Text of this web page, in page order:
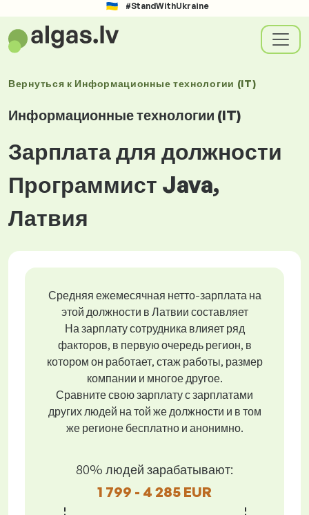
#StandWithUkraine
Вернуться к Информационные технологии (IT)
Информационные технологии (IT)
Зарплата для должности
Программист Java,
Латвия
Средняя ежемесячная нетто-зарплата на
этой должности в Латвии составляет
На зарплату сотрудника влияет ряд
факторов, в первую очередь регион, в
котором он работает, стаж работы, размер
компании и многое другое.
Сравните свою зарплату с зарплатами
других людей на той же должности и в том
же регионе бесплатно и анонимно.
80% людей зарабатывают:
1 799 - 4 285 EUR